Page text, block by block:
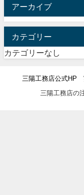
アーカイブ
カテゴリー
カテゴリーなし
三陽工務店公式HP
三陽工務店の